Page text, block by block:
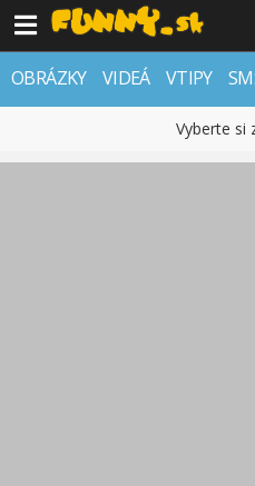
OBRÁZKY VIDEÁ VTIPY
Vyberte si